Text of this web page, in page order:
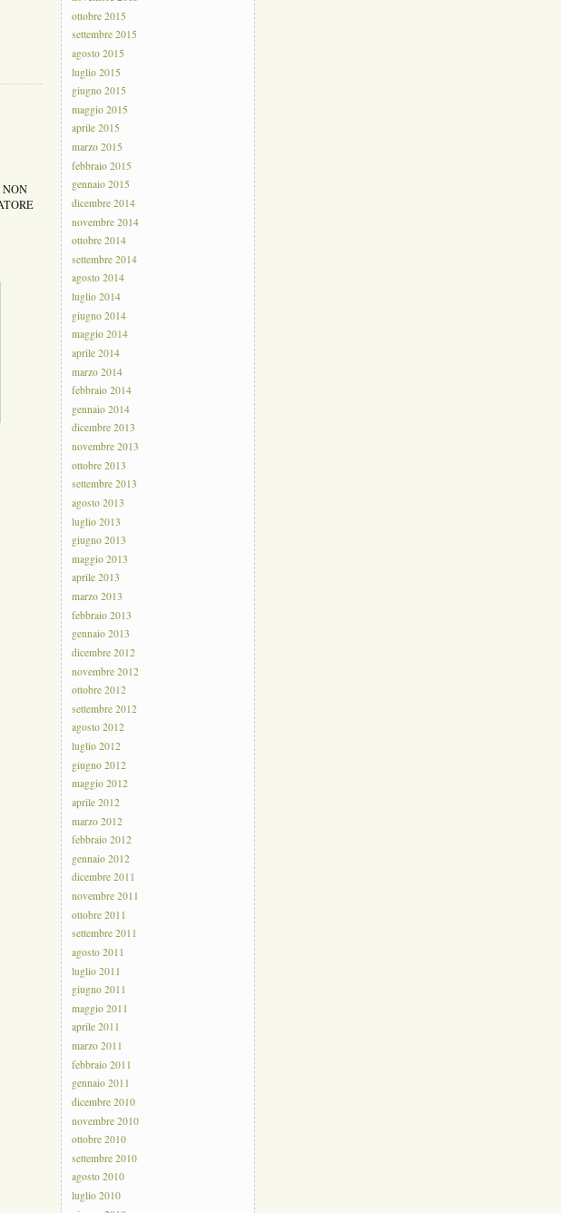
NON
ottobre 2015
settembre 2015
agosto 2015
luglio 2015
giugno 2015
maggio 2015
aprile 2015
marzo 2015
febbraio 2015
gennaio 2015
dicembre 2014
novembre 2014
ottobre 2014
settembre 2014
agosto 2014
luglio 2014
giugno 2014
maggio 2014
aprile 2014
marzo 2014
febbraio 2014
gennaio 2014
dicembre 2013
novembre 2013
ottobre 2013
settembre 2013
agosto 2013
luglio 2013
giugno 2013
maggio 2013
aprile 2013
marzo 2013
febbraio 2013
gennaio 2013
dicembre 2012
novembre 2012
ottobre 2012
settembre 2012
agosto 2012
luglio 2012
giugno 2012
maggio 2012
aprile 2012
marzo 2012
febbraio 2012
gennaio 2012
dicembre 2011
novembre 2011
ottobre 2011
settembre 2011
agosto 2011
luglio 2011
giugno 2011
maggio 2011
aprile 2011
marzo 2011
febbraio 2011
gennaio 2011
dicembre 2010
novembre 2010
ottobre 2010
settembre 2010
agosto 2010
luglio 2010